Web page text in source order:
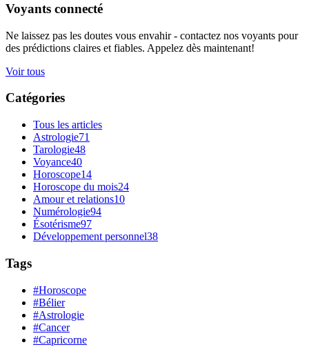
Voyants connecté
Ne laissez pas les doutes vous envahir - contactez nos voyants pour
des prédictions claires et fiables. Appelez dès maintenant!
Voir tous
Catégories
Tous les articles
Astrologie71
Tarologie48
Voyance40
Horoscope14
Horoscope du mois24
Amour et relations10
Numérologie94
Ésotérisme97
Développement personnel38
Tags
#Horoscope
#Bélier
#Astrologie
#Cancer
#Capricorne